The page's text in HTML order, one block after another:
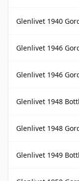
Glenlivet 1940
Glenlivet 1946
Glenlivet 1946
Glenlivet 1948
Glenlivet 1948
Glenlivet 1949